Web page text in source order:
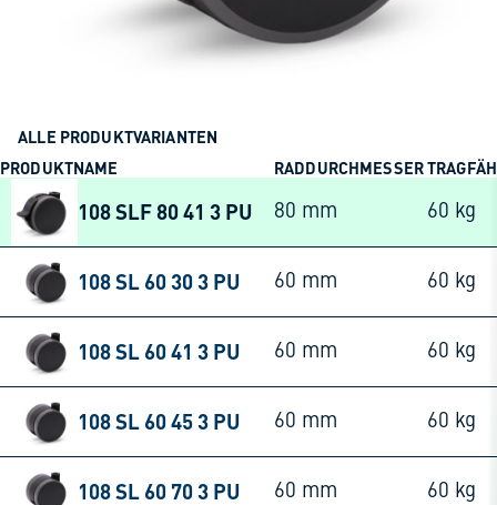
ALLE PRODUKTVARIANTEN
PRODUKTNAME
RADDURCHMESSER
108 SLF 80 41 3 PU 80 mm 60 kg
108 SL 60 30 3 PU 60 mm 60 kg
108 SL 60 41 3 PU 60 mm 60 kg
108 SL 60 45 3 PU 60 mm 60 kg
108 SL 60 70 3 PU 60 mm 60 kg